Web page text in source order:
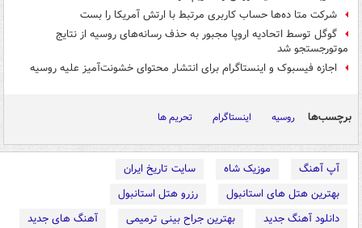
شرکت متا ده‌ها حساب کاربری مرتبط با ارتش آمریکا را بست
گوگل توسط اتحادیه اروپا مجبور به حذف رسانه‌های روسیه از نتایج
موتورجستجو شد
اجازه فیسبوک و اینستاگرام برای انتشار محتوای خشونت‌آمیز علیه روسیه‌
برچسب‌ها روسیه اینستاگرام تحریم ها
آپ آهنگ موزیک شاه
سایت تاریخ ایران
بهترین هتل های استانبول
رزرو هتل استانبول
دانلود آهنگ جدید
بهترین جراح بینی ترمیمی
آهنگ های جدید